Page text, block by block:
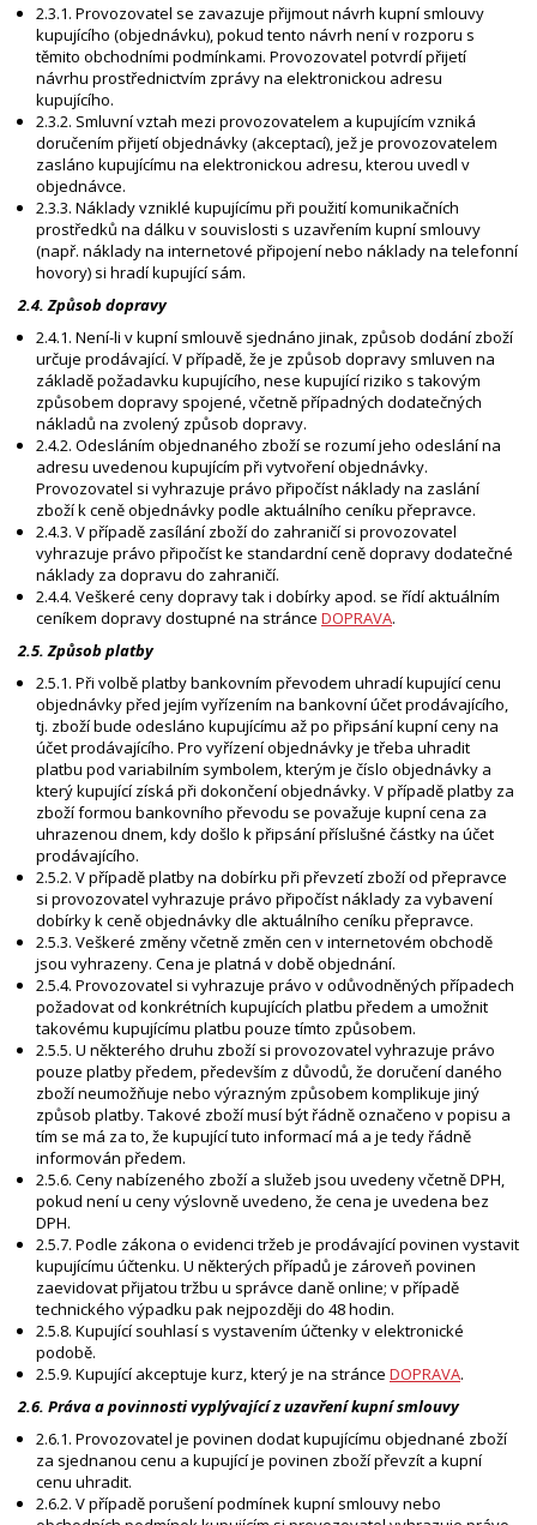
2.3.1. Provozovatel se zavazuje přijmout návrh kupní smlouvy
kupujícího (objednávku), pokud tento návrh není v rozporu s
těmito obchodními podmínkami. Provozovatel potvrdí přijetí
návrhu prostřednictvím zprávy na elektronickou adresu
kupujícího.
2.3.2. Smluvní vztah mezi provozovatelem a kupujícím vzniká
doručením přijetí objednávky (akceptací), jež je provozovatelem
zasláno kupujícímu na elektronickou adresu, kterou uvedl v
objednávce.
2.3.3. Náklady vzniklé kupujícímu při použití komunikačních
prostředků na dálku v souvislosti s uzavřením kupní smlouvy
(např. náklady na internetové připojení nebo náklady na telefonní
hovory) si hradí kupující sám.
2.4. Způsob dopravy
2.4.1. Není-li v kupní smlouvě sjednáno jinak, způsob dodání zboží
určuje prodávající. V případě, že je způsob dopravy smluven na
základě požadavku kupujícího, nese kupující riziko s takovým
způsobem dopravy spojené, včetně případných dodatečných
nákladů na zvolený způsob dopravy.
2.4.2. Odesláním objednaného zboží se rozumí jeho odeslání na
adresu uvedenou kupujícím při vytvoření objednávky.
Provozovatel si vyhrazuje právo připočíst náklady na zaslání
zboží k ceně objednávky podle aktuálního ceníku přepravce.
2.4.3. V případě zasílání zboží do zahraničí si provozovatel
vyhrazuje právo připočíst ke standardní ceně dopravy dodatečné
náklady za dopravu do zahraničí.
2.4.4. Veškeré ceny dopravy tak i dobírky apod. se řídí aktuálním
ceníkem dopravy dostupné na stránce DOPRAVA.
2.5. Způsob platby
2.5.1. Při volbě platby bankovním převodem uhradí kupující cenu
objednávky před jejím vyřízením na bankovní účet prodávajícího,
tj. zboží bude odesláno kupujícímu až po připsání kupní ceny na
účet prodávajícího. Pro vyřízení objednávky je třeba uhradit
platbu pod variabilním symbolem, kterým je číslo objednávky a
který kupující získá při dokončení objednávky. V případě platby za
zboží formou bankovního převodu se považuje kupní cena za
uhrazenou dnem, kdy došlo k připsání příslušné částky na účet
prodávajícího.
2.5.2. V případě platby na dobírku při převzetí zboží od přepravce
si provozovatel vyhrazuje právo připočíst náklady za vybavení
dobírky k ceně objednávky dle aktuálního ceníku přepravce.
2.5.3. Veškeré změny včetně změn cen v internetovém obchodě
jsou vyhrazeny. Cena je platná v době objednání.
2.5.4. Provozovatel si vyhrazuje právo v odůvodněných případech
požadovat od konkrétních kupujících platbu předem a umožnit
takovému kupujícímu platbu pouze tímto způsobem.
2.5.5. U některého druhu zboží si provozovatel vyhrazuje právo
pouze platby předem, především z důvodů, že doručení daného
zboží neumožňuje nebo výrazným způsobem komplikuje jiný
způsob platby. Takové zboží musí být řádně označeno v popisu a
tím se má za to, že kupující tuto informací má a je tedy řádně
informován předem.
2.5.6. Ceny nabízeného zboží a služeb jsou uvedeny včetně DPH,
pokud není u ceny výslovně uvedeno, že cena je uvedena bez
DPH.
2.5.7. Podle zákona o evidenci tržeb je prodávající povinen vystavit
kupujícímu účtenku. U některých případů je zároveň povinen
zaevidovat přijatou tržbu u správce daně online; v případě
technického výpadku pak nejpozději do 48 hodin.
2.5.8. Kupující souhlasí s vystavením účtenky v elektronické
podobě.
2.5.9. Kupující akceptuje kurz, který je na stránce DOPRAVA.
2.6. Práva a povinnosti vyplývající z uzavření kupní smlouvy
2.6.1. Provozovatel je povinen dodat kupujícímu objednané zboží
za sjednanou cenu a kupující je povinen zboží převzít a kupní
cenu uhradit.
2.6.2. V případě porušení podmínek kupní smlouvy nebo